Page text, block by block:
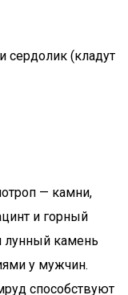
сердолик (кладут
— камни,
и горный
лунный камень
у мужчин.
способствуют